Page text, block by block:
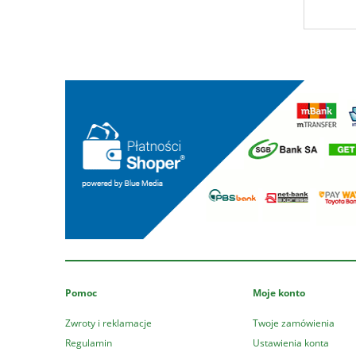
Pomoc
Zwroty i reklamacje
Regulamin
Moje konto
Twoje zamówienia
Ustawienia konta